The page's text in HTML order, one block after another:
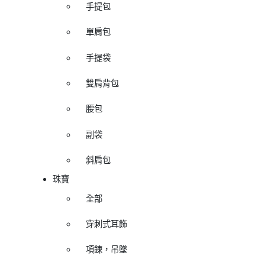
手提包
單肩包
手提袋
雙肩背包
腰包
副袋
斜肩包
珠寶
全部
穿刺式耳飾
項鍊，吊墜